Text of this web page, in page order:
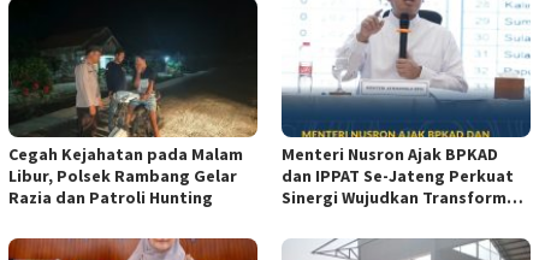
Cegah Kejahatan pada Malam
Libur, Polsek Rambang Gelar
Razia dan Patroli Hunting
Menteri Nusron Ajak BPKAD
dan IPPAT Se-Jateng Perkuat
Sinergi Wujudkan Transformasi